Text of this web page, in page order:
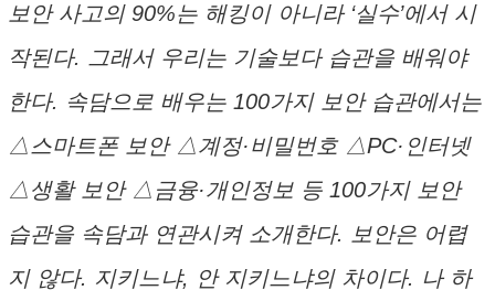
보안 사고의 90%는 해킹이 아니라 ‘실수’에서 시
작된다. 그래서 우리는 기술보다 습관을 배워야
한다. 속담으로 배우는 100가지 보안 습관에서는
△스마트폰 보안 △계정·비밀번호 △PC·인터넷
△생활 보안 △금융·개인정보 등 100가지 보안
습관을 속담과 연관시켜 소개한다. 보안은 어렵
지 않다. 지키느냐, 안 지키느냐의 차이다. 나 하